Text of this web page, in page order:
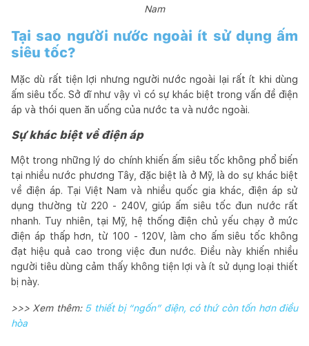
Nam
Tại sao người nước ngoài ít sử dụng ấm
siêu tốc?
Mặc dù rất tiện lợi nhưng người nước ngoài lại rất ít khi dùng
ấm siêu tốc. Sở dĩ như vậy vì có sự khác biệt trong vấn đề điện
áp và thói quen ăn uống của nước ta và nước ngoài.
Sự khác biệt về điện áp
Một trong những lý do chính khiến ấm siêu tốc không phổ biến
tại nhiều nước phương Tây, đặc biệt là ở Mỹ, là do sự khác biệt
về điện áp. Tại Việt Nam và nhiều quốc gia khác, điện áp sử
dụng thường từ 220 - 240V, giúp ấm siêu tốc đun nước rất
nhanh. Tuy nhiên, tại Mỹ, hệ thống điện chủ yếu chạy ở mức
điện áp thấp hơn, từ 100 - 120V, làm cho ấm siêu tốc không
đạt hiệu quả cao trong việc đun nước. Điều này khiến nhiều
người tiêu dùng cảm thấy không tiện lợi và ít sử dụng loại thiết
bị này.
>>> Xem thêm: 5 thiết bị “ngốn” điện, có thứ còn tốn hơn điều
hòa